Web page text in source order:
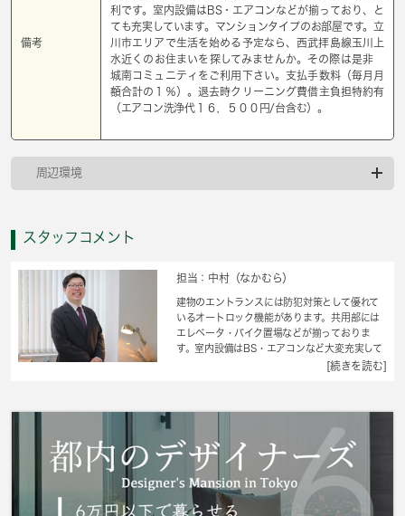
備考
利です。室内設備はBS・エアコンなどが揃っており、と
ても充実しています。マンションタイプのお部屋です。立
川市エリアで生活を始める予定なら、西武拝島線玉川上
水近くのお住まいを探してみませんか。その際は是非
城南コミュニティをご利用下さい。支払手数料（毎月月
額合計の１％）。退去時クリーニング費借主負担特約有
（エアコン洗浄代１６，５００円/台含む）。
周辺環境
スタッフコメント
担当：中村（なかむら）
建物のエントランスには防犯対策として優れて
いるオートロック機能があります。共用部には
エレベータ・バイク置場などが揃っておりま
す。室内設備はBS・エアコンなど大変充実して
おります。収納はシューズボックス・クロゼッ
す。駅から徒歩10分に立地する、魅力的な駅近
は張られています。交通アクセスを重視して住
まい探しをするなら、当社にお任せください。
こちらでは、西武拝島線玉川上水周辺にある賃
貸情報を豊富に取り扱っております。
[続きを読む]